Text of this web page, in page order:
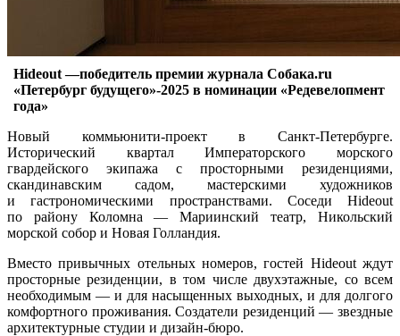
Hideout —победитель премии журнала Собака.ru
«Петербург будущего»-2025 в номинации «Редевелопмент
года»
Новый коммьюнити-проект в Санкт-Петербурге.
Исторический квартал Императорского морского
гвардейского экипажа с просторными резиденциями,
скандинавским садом, мастерскими художников
и гастрономическими пространствами. Соседи Hideout
по району Коломна — Мариинский театр, Никольский
морской собор и Новая Голландия.
Вместо привычных отельных номеров, гостей Hideout ждут
просторные резиденции, в том числе двухэтажные, со всем
необходимым — и для насыщенных выходных, и для долгого
комфортного проживания. Создатели резиденций — звездные
архитектурные студии и дизайн-бюро.